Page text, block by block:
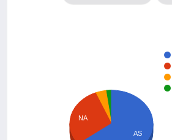
NA
AS